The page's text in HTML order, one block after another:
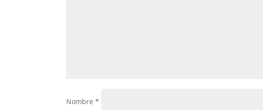
Nombre*